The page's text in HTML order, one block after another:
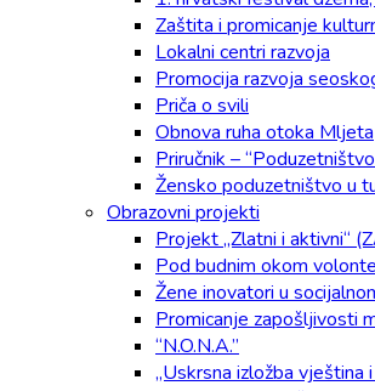
Zaštita i promicanje
Lokalni centri razvoja
Promocija razvoja
Priča o svili
Obnova ruha otoka Mljeta
Priručnik –
Žensko poduzetništvo u
Obrazovni projekti
Projekt „Zlatni i aktivni“
Pod budnim okom
Žene inovatori u
Promicanje zapošljivosti
“N.O.N.A.”
„Uskrsna izložba vještina